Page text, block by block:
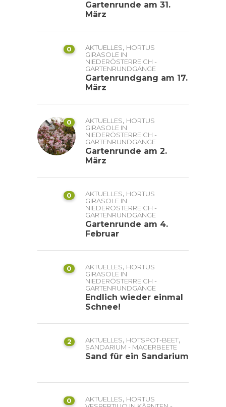
Gartenrunde am 31.
März
0 AKTUELLES, HORTUS
GIRASOLE IN
NIEDERÖSTERREICH -
GARTENRUNDGÄNGE
Gartenrundgang am 17.
März
0 AKTUELLES, HORTUS
GIRASOLE IN
NIEDERÖSTERREICH -
GARTENRUNDGÄNGE
Gartenrunde am 2.
März
0 AKTUELLES, HORTUS
GIRASOLE IN
NIEDERÖSTERREICH -
GARTENRUNDGÄNGE
Gartenrunde am 4.
Februar
0 AKTUELLES, HORTUS
GIRASOLE IN
NIEDERÖSTERREICH -
GARTENRUNDGÄNGE
Endlich wieder einmal
Schnee!
2 AKTUELLES, HOTSPOT-BEET,
SANDARIUM - MAGERBEETE
Sand für ein Sandarium
0 AKTUELLES, HORTUS